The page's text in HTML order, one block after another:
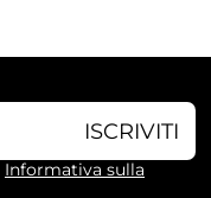
ISCRIVITI
Informativa sulla